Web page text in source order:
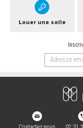
Louer une salle
ARRÊTÉS